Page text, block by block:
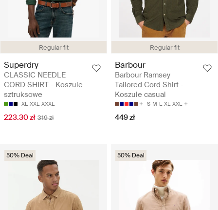
Regular fit
Superdry
CLASSIC NEEDLE
CORD SHIRT - Koszule
sztruksowe
XL XXL XXXL
223.30 zł 319 zł
Regular fit
Barbour
Barbour Ramsey
Tailored Cord Shirt -
Koszule casual
S M L XL XXL
449 zł
50% Deal 50% Deal